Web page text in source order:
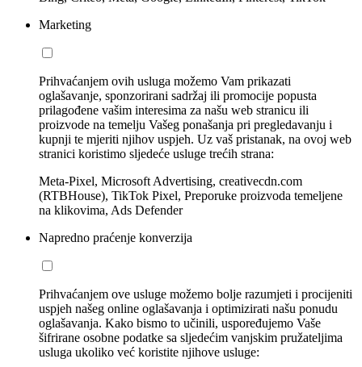
Marketing
Prihvaćanjem ovih usluga možemo Vam prikazati
oglašavanje, sponzorirani sadržaj ili promocije popusta
prilagođene vašim interesima za našu web stranicu ili
proizvode na temelju Vašeg ponašanja pri pregledavanju i
kupnji te mjeriti njihov uspjeh. Uz vaš pristanak, na ovoj web
stranici koristimo sljedeće usluge trećih strana:
Meta-Pixel, Microsoft Advertising, creativecdn.com
(RTBHouse), TikTok Pixel, Preporuke proizvoda temeljene
na klikovima, Ads Defender
Napredno praćenje konverzija
Prihvaćanjem ove usluge možemo bolje razumjeti i procijeniti
uspjeh našeg online oglašavanja i optimizirati našu ponudu
oglašavanja. Kako bismo to učinili, uspoređujemo Vaše
šifrirane osobne podatke sa sljedećim vanjskim pružateljima
usluga ukoliko već koristite njihove usluge: